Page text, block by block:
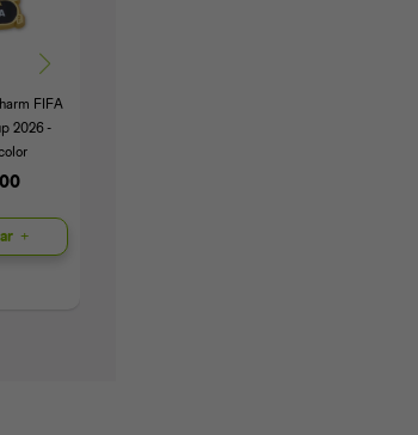
FIFA
2026 -